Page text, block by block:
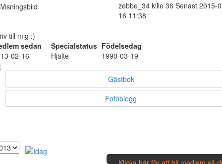
zebbe_34 kille 36 Senast 2015-
16 11:38
till mig :)
sedan
Specialstatus Födelsedag
02-16
Hjälte 1990-03-19
Gästbok
Fotoblogg